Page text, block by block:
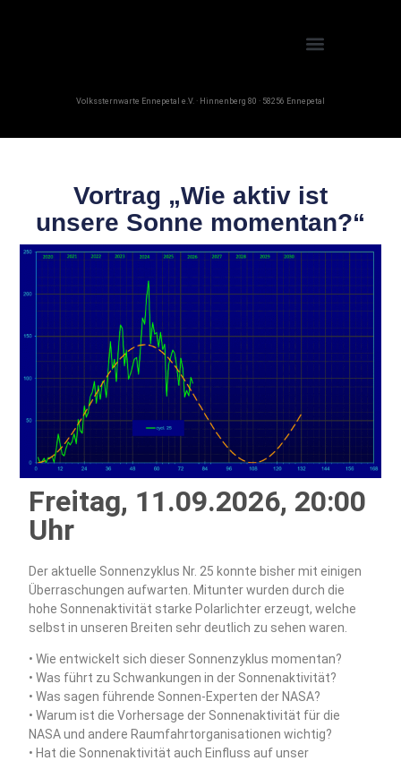
Volkssternwarte Ennepetal e.V. · Hinnenberg 80 · 58256 Ennepetal
Vortrag „Wie aktiv ist
unsere Sonne momentan?“
Freitag, 11.09.2026, 20:00
Uhr
Der aktuelle Sonnenzyklus Nr. 25 konnte bisher mit einigen
Überraschungen aufwarten. Mitunter wurden durch die
hohe Sonnenaktivität starke Polarlichter erzeugt, welche
selbst in unseren Breiten sehr deutlich zu sehen waren.
• Wie entwickelt sich dieser Sonnenzyklus momentan?
• Was führt zu Schwankungen in der Sonnenaktivität?
• Was sagen führende Sonnen-Experten der NASA?
• Warum ist die Vorhersage der Sonnenaktivität für die
NASA und andere Raumfahrtorganisationen wichtig?
• Hat die Sonnenaktivität auch Einfluss auf unser